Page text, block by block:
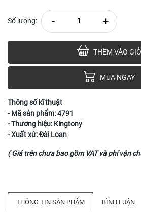
Số lượng: - +
THÊM VÀO GIỎ
MUA NGAY
Thông số kĩ thuật
- Mã sản phẩm: 4791
- Thương hiệu: Kingtony
- Xuất xứ: Đài Loan
( Giá trên chưa bao gồm VAT và phí vận
THÔNG TIN SẢN PHẨM BÌNH LUẬN